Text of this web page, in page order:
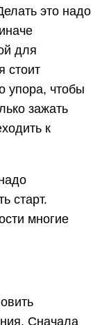
это надо
для
стоит
упора, чтобы
зажать
к
старт.
многие
Сначала